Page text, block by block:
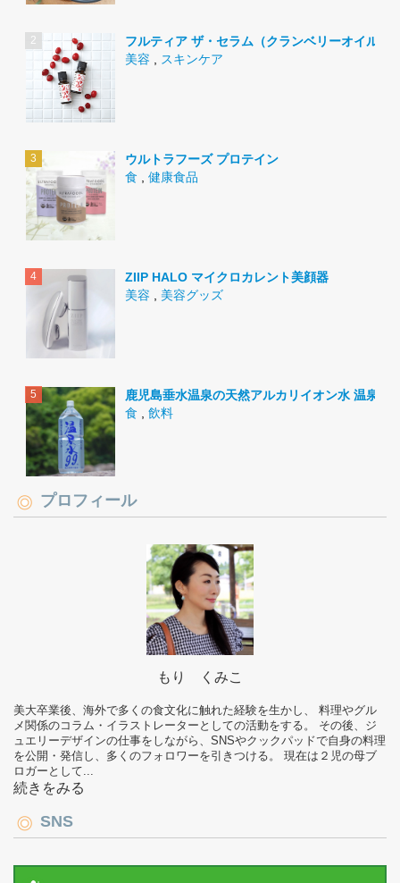
フルティア ザ・セラム（クランベリーオイル）
美容 , スキンケア
ウルトラフーズ プロテイン
食 , 健康食品
ZIIP HALO マイクロカレント美顔器
美容 , 美容グッズ
鹿児島垂水温泉の天然アルカリイオン水 温泉水
食 , 飲料
プロフィール
もり くみこ
美大卒業後、海外で多くの食文化に触れた経験を生かし、 料理やグル
メ関係のコラム・イラストレーターとしての活動をする。 その後、ジ
ュエリーデザインの仕事をしながら、SNSやクックパッドで自身の料理
を公開・発信し、多くのフォロワーを引きつける。 現在は２児の母ブ
ロガーとして...
続きをみる
SNS